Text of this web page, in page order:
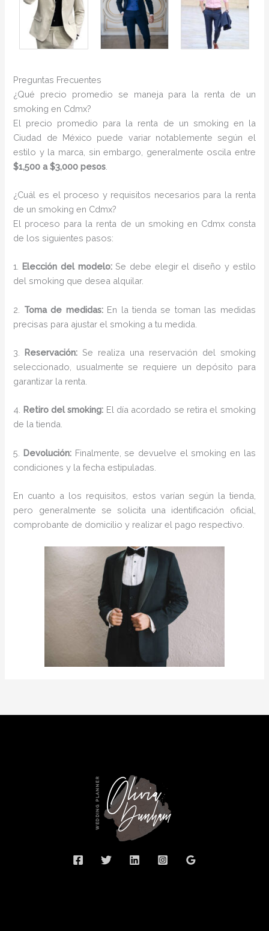
Preguntas Frecuentes
¿Qué precio promedio se maneja para la renta de un
smoking en Cdmx?
El precio promedio para la renta de un smoking en la
Ciudad de México puede variar notablemente según el
estilo y la marca, sin embargo, generalmente oscila entre
$1,500 a $3,000 pesos
¿Cuál es el proceso y requisitos necesarios para la renta
de un smoking en Cdmx?
El proceso para la renta de un smoking en Cdmx consta
de los siguientes pasos:
1. Elección del modelo:Se debe elegir el diseño y estilo
del smoking que desea alquilar.
2. Toma de medidas:En la tienda se toman las medidas
precisas para ajustar el smoking a tu medida.
3. Reservación: Se realiza una reservación del smoking
seleccionado, usualmente se requiere un depósito para
garantizar la renta.
4. Retiro del smoking: El día acordado se retira el smoking
de la tienda.
5. Devolución: Finalmente, se devuelve el smoking en las
condiciones y la fecha estipuladas.
En cuanto a los requisitos, estos varían según la tienda,
pero generalmente se solicita una identificación oficial,
comprobante de domicilio y realizar el pago respectivo.